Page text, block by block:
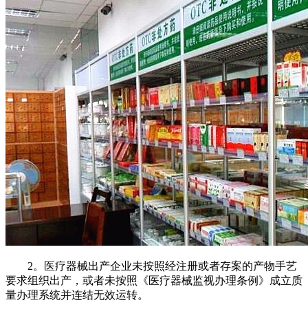
2。医疗器械出产企业未按照经注册或者存案的产物手艺
要求组织出产，或者未按照《医疗器械监视办理条例》成立质
量办理系统并连结无效运转。